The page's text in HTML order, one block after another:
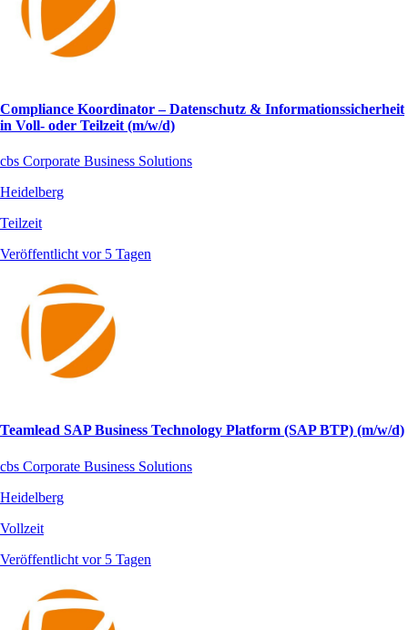
Compliance Koordinator – Datenschutz & Informationssicherheit
in Voll- oder Teilzeit (m/w/d)
cbs Corporate Business Solutions
Heidelberg
Teilzeit
Veröffentlicht vor 5 Tagen
Teamlead SAP Business Technology Platform (SAP BTP) (m/w/d)
cbs Corporate Business Solutions
Heidelberg
Vollzeit
Veröffentlicht vor 5 Tagen